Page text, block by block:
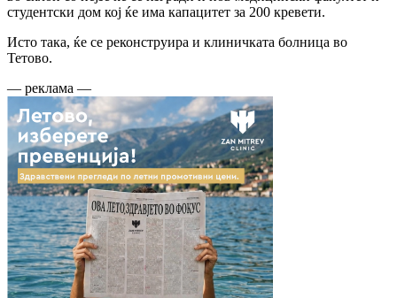
студентски дом кој ќе има капацитет за 200 кревети.
Исто така, ќе се реконструира и клиничката болница во
Тетово.
— реклама —